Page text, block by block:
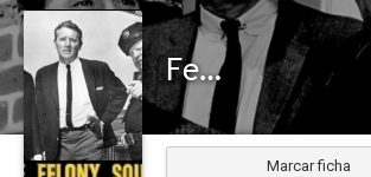
Felony Squad
Marcar ficha